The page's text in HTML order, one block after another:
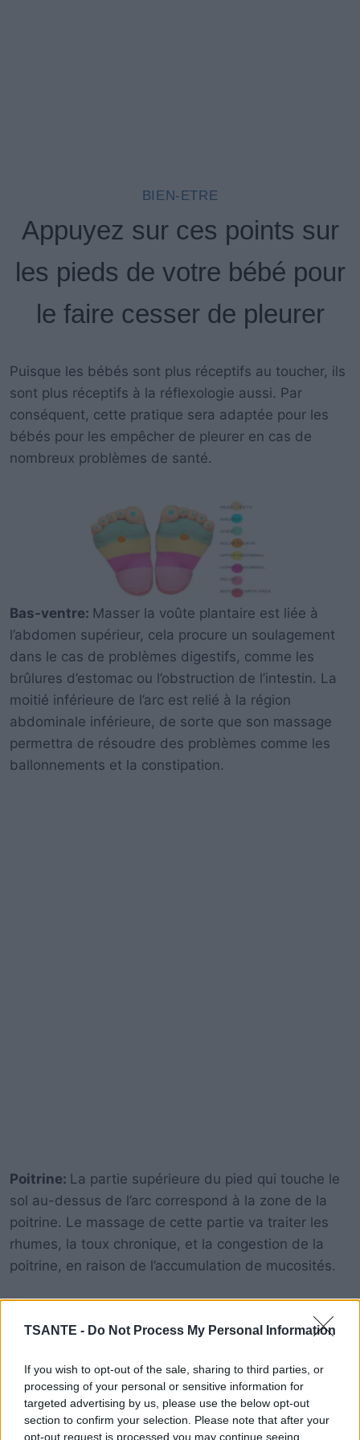
TSANTE - Do Not Process My Personal Information
If you wish to opt-out of the sale, sharing to third parties, or
processing of your personal or sensitive information for
targeted advertising by us, please use the below opt-out
section to confirm your selection. Please note that after your
opt-out request is processed you may continue seeing
BIEN-ETRE
Appuyez sur ces points sur
les pieds de votre bébé pour
le faire cesser de pleurer
Puisque les bébés sont plus réceptifs au toucher, ils
sont plus réceptifs à la réflexologie aussi. Par
conséquent, cette pratique sera adaptée pour les
bébés pour les empêcher de pleurer en cas de
nombreux problèmes de santé.
Bas-ventre: Masser la voûte plantaire est liée à
l’abdomen supérieur, cela procure un soulagement
dans le cas de problèmes digestifs, comme les
brûlures d’estomac ou l’obstruction de l’intestin. La
moitié inférieure de l’arc est relié à la région
abdominale inférieure, de sorte que son massage
permettra de résoudre des problèmes comme les
ballonnements et la constipation.
Poitrine: La partie supérieure du pied qui touche le
sol au-dessus de l’arc correspond à la zone de la
poitrine. Le massage de cette partie va traiter les
rhumes, la toux chronique, et la congestion de la
poitrine, en raison de l’accumulation de mucosités.
presser réduira les problèmes de sinus, comme un
se calmer les symptômes.